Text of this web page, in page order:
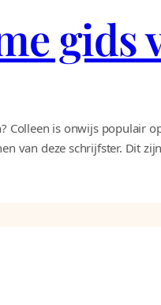
gids
Colleen is onwijs populair
van deze schrijfster. Dit